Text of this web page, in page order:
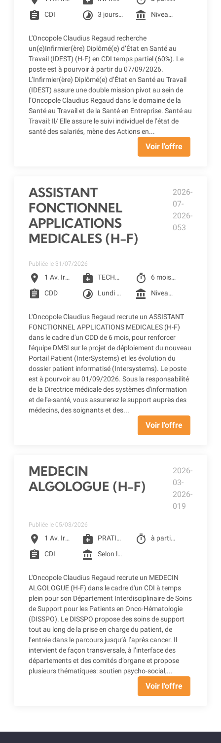
assignment CDI timelapse 3 jours par semaine : mercredi, jeudi, vendredi account_balance Niveau 4F1 selon la grille conventionnelle des CLCC (1 455.49 € Brut à 60%) + Prime SEGUR 1&2 + Reprise ancienneté
L'Oncopole Claudius Regaud recherche
un(e)Infirmier(ère) Diplômé(e) d’État en Santé au
Travail (IDEST) (H-F) en CDI temps partiel (60%). Le
poste est à pourvoir à partir du 07/09/2026.
L’Infirmier(ère) Diplômé(e) d’État en Santé au Travail
(IDEST) assure une double mission pivot au sein de
l’Oncopole Claudius Regaud dans le domaine de la
Santé au Travail et de la Santé en Entreprise. Santé au
Travail: Il/ Elle assure le suivi individuel de l’état de
santé des salariés, mène des Actions en...
Voir l'offre
ASSISTANT
FONCTIONNEL
APPLICATIONS
MEDICALES (H-F)
2026-
07-
2026-
053
Publiée le 31/07/2026
location_on 1 Av. Irène Joliot-Curie, Toulouse medical_services TECHNICIEN QUALIFIE timer 6 mois à partir du 01/09/2026
assignment CDD timelapse Lundi au vendredi account_balance Niveau 4F selon la grille conventionnelle des CLCC (2401.75€ Brut) + Prime SEGUR 1 + Reprise ancienneté
L'Oncopole Claudius Regaud recrute un ASSISTANT
FONCTIONNEL APPLICATIONS MEDICALES (H-F)
dans le cadre d'un CDD de 6 mois, pour renforcer
l'équipe DMSI sur le projet de déploiement du nouveau
Portail Patient (InterSystems) et les évolution du
dossier patient informatisé (Intersystems). Le poste
est à pourvoir au 01/09/2026. Sous la responsabilité
de la Directrice médicale des systèmes d'information
et de l'e-santé, vous assurerez le support auprès des
médecins, des soignants et des...
Voir l'offre
MEDECIN
ALGOLOGUE (H-F)
2026-
03-
2026-
019
Publiée le 05/03/2026
location_on 1 Av. Irène Joliot-Curie, Toulouse medical_services PRATICIEN DE CLCC timer à partir du 01/07/2026
assignment CDI account_balance Selon la grille de CLCC (selon profil) + CSE - Crèche d'entreprise - Restaurant d'entreprise - Remboursement des frais de transports (accessibilité bus + Teleo)
L'Oncopole Claudius Regaud recrute un MEDECIN
ALGOLOGUE (H-F) dans le cadre d'un CDI à temps
plein pour son Département Interdisciplinaire de Soins
de Support pour les Patients en Onco-Hématologie
(DISSPO). Le DISSPO propose des soins de support
tout au long de la prise en charge du patient, de
l’entrée dans le parcours jusqu’à l’après cancer. Il
intervient de façon transversale, à l’interface des
départements et des comités d’organe et propose
plusieurs thématiques: soutien psycho-social,...
Voir l'offre